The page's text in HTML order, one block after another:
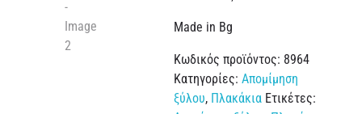
Made in Bg
Κωδικός προϊόντος: 8964
Κατηγορίες: Απομίμηση
ξύλου, Πλακάκια Ετικέτες: